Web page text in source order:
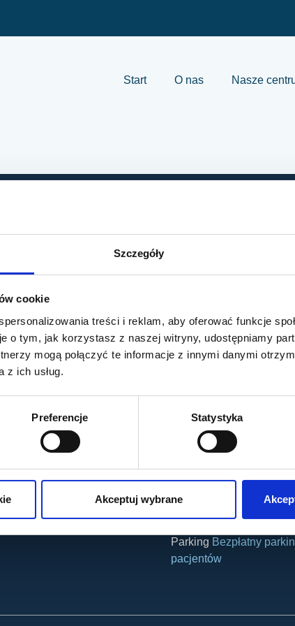
Szczegóły
cookie
treści i reklam, aby oferować funkcje
o tym, jak korzystasz z naszej witryny, udostępniamy
mogą połączyć te informacje z innymi danymi
z ich usług.
Preferencje Statystyka
Akceptuj wybrane
Start O nas Nasze
wzroku
i leczenie tylnego
żółtej (AMD)
i inne zabiegi
Centrum Delavi
ul. H. Sienkiewicza 34
30-033 Kraków
Godziny otwarcia:
poniedziałek – czwartek:
piątek:8:00 – 17:00
139, 159, 169,
Parking Bezpłatny
pacjentów